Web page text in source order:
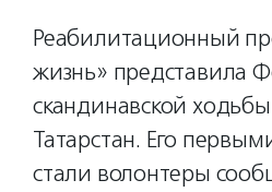
Реабилитационный
жизнь» представила
скандинавской
Татарстан. Его
стали волонтеры